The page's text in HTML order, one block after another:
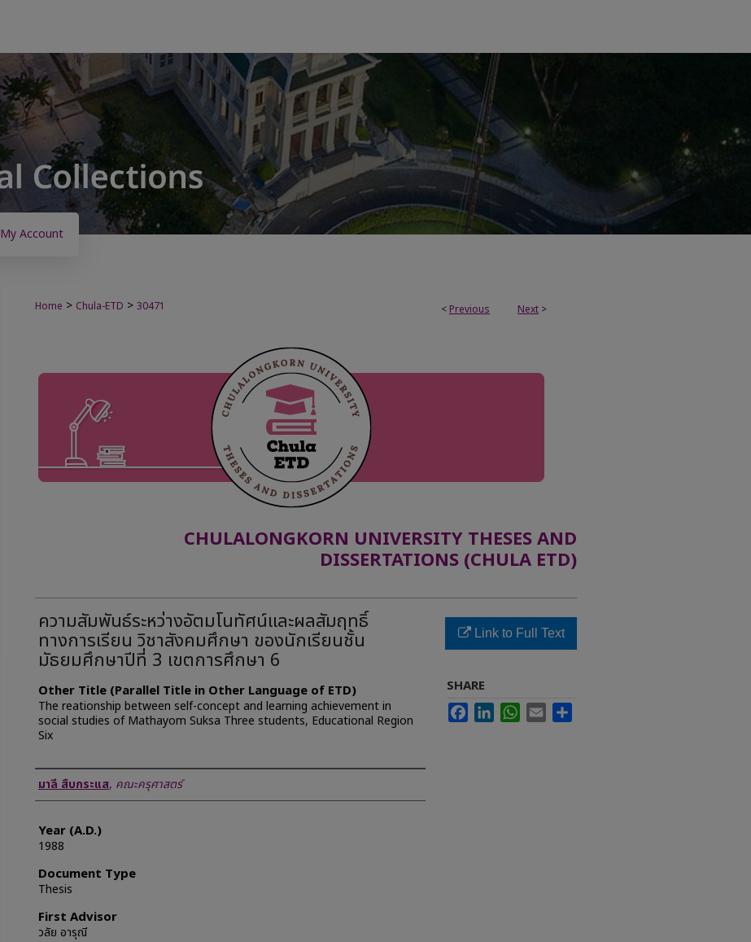
My Account
< Previous Next >
Home > Chula-ETD > 30471
CHULALONGKORN UNIVERSITY THESES AND
DISSERTATIONS (CHULA ETD)
ความสัมพันธ์ระหว่างอัตมโนทัศน์และผลสัมฤทธิ์
ทางการเรียน วิชาสังคมศึกษา ของนักเรียนชั้น
มัธยมศึกษาปีที่ 3 เขตการศึกษา 6
Other Title (Parallel Title in Other Language of ETD)
The reationship between self-concept and learning achievement in
social studies of Mathayom Suksa Three students, Educational Region
Six
Author
มาลี สืบกระแส, คณะครุศาสตร์
Year (A.D.)
1988
Document Type
Thesis
First Advisor
วลัย อารุณี
Link to Full Text
SHARE
FacebookLinkedInWhatsApp
Email